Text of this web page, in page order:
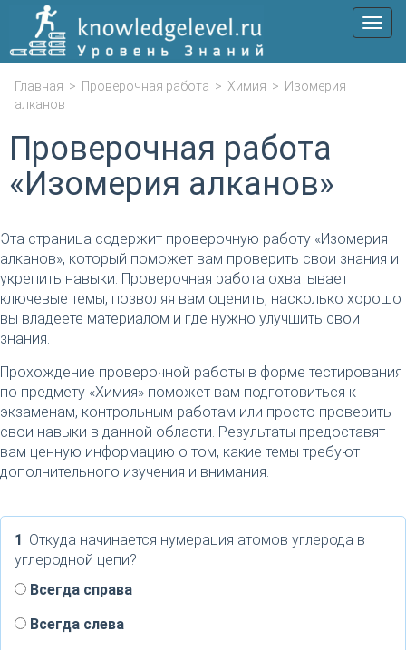
Меню
Главная > Проверочная работа > Химия > Изомерия
алканов
Проверочная работа
«Изомерия алканов»
Эта страница содержит проверочную работу «Изомерия
алканов», который поможет вам проверить свои знания и
укрепить навыки. Проверочная работа охватывает
ключевые темы, позволяя вам оценить, насколько хорошо
вы владеете материалом и где нужно улучшить свои
знания.
Прохождение проверочной работы в форме тестирования
по предмету «Химия» поможет вам подготовиться к
экзаменам, контрольным работам или просто проверить
свои навыки в данной области. Результаты предоставят
вам ценную информацию о том, какие темы требуют
дополнительного изучения и внимания.
1. Откуда начинается нумерация атомов углерода в
углеродной цепи?
Всегда справа
Всегда слева